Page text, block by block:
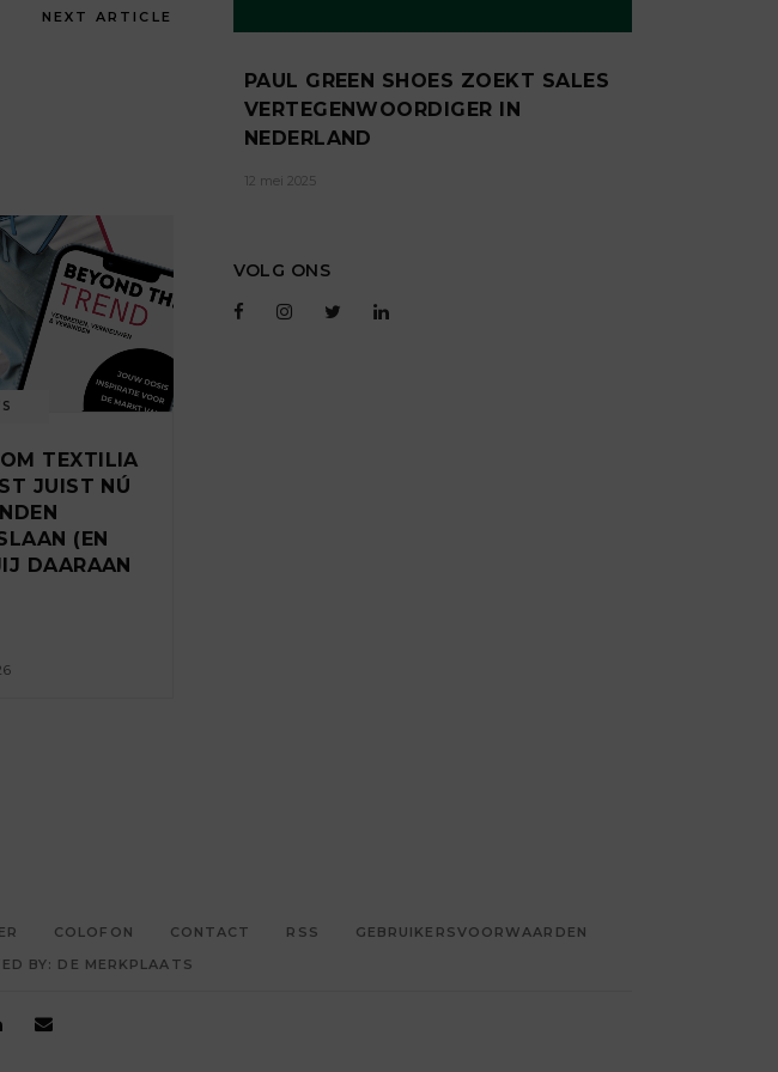
NEXT ARTICLE
TEXTILIA
JUIST NÚ
(EN
DAARAAN
PAUL GREEN SHOES ZOEKT SALES
VERTEGENWOORDIGER IN
NEDERLAND
12 mei 2025
VOLG ONS
COLOFON CONTACT RSS
GEBRUIKERSVOORWAARDEN
BY: DE MERKPLAATS